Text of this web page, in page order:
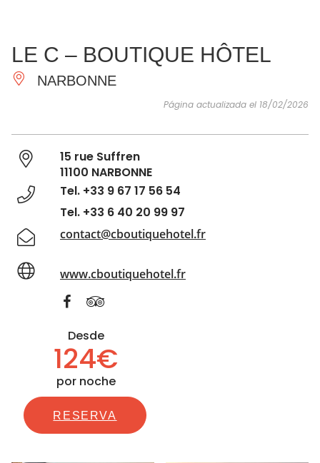
IMPRESCINDIBLES
HACER
INSPIRACIONES
LE C – BOUTIQUE HÔTEL
NARBONNE
Página actualizada el 18/02/2026
15 rue Suffren
11100 NARBONNE
Tel. +33 9 67 17 56 54
Tel. +33 6 40 20 99 97
contact@cboutiquehotel.fr
www.cboutiquehotel.fr
Desde
124€
por noche
RESERVA